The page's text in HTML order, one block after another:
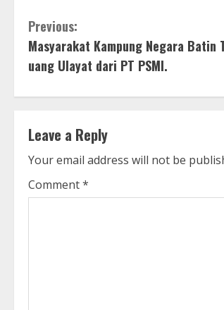
C
o
n
i
n
u
Previous:
Masyarakat Kampung Negara Batin
uang Ulayat dari PT PSMI.
Leave a Reply
Your email address will not be
Comment*